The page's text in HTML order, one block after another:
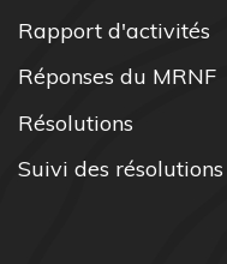
Rapport d'activités
Réponses du MRNF
Résolutions
Suivi des résolutions